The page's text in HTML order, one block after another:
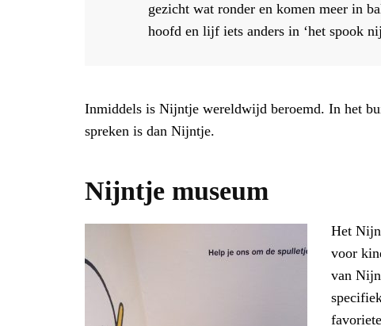
gezicht wat ronder en komen meer in
hoofd en lijf iets anders in ‘het spook
Inmiddels is Nijntje wereldwijd beroemd. In het
spreken is dan Nijntje.
Nijntje museum
Het
voor
van